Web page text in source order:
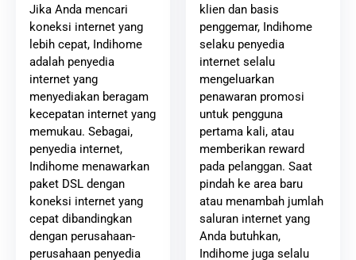
Jika Anda mencari
koneksi internet yang
lebih cepat, Indihome
adalah penyedia
internet yang
menyediakan beragam
kecepatan internet yang
memukau. Sebagai,
penyedia internet,
Indihome menawarkan
paket DSL dengan
koneksi internet yang
cepat dibandingkan
dengan perusahaan-
perusahaan penyedia
klien dan basis
penggemar, Indihome
selaku penyedia
internet selalu
mengeluarkan
penawaran promosi
untuk pengguna
pertama kali, atau
memberikan reward
pada pelanggan. Saat
pindah ke area baru
atau menambah jumlah
saluran internet yang
Anda butuhkan,
Indihome juga selalu